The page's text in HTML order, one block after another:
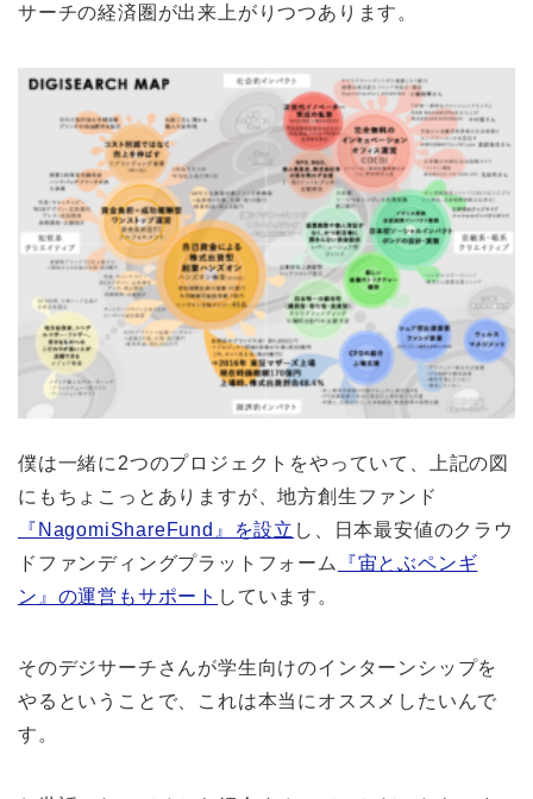
サーチの経済圏が出来上がりつつあります。
僕は一緒に2つのプロジェクトをやっていて、上記の図
にもちょこっとありますが、地方創生ファンド
『NagomiShareFund』を設立 し、日本最安値のクラウ
ドファンディングプラットフォーム
『宙とぶペンギ
ン』の運営もサポート しています。
そのデジサーチさんが学生向けのインターンシップを
やるということで、これは本当にオススメしたいんで
す。